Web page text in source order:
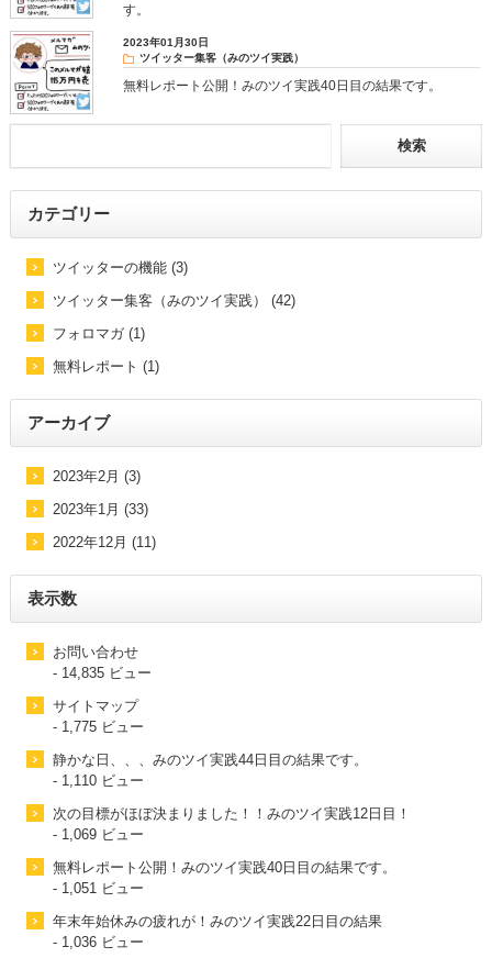
す。
2023年01月30日
ツイッター集客（みのツイ実践）
無料レポート公開！みのツイ実践40日目の結果です。
カテゴリー
ツイッターの機能 (3)
ツイッター集客（みのツイ実践） (42)
フォロマガ (1)
無料レポート (1)
アーカイブ
2023年2月 (3)
2023年1月 (33)
2022年12月 (11)
表示数
お問い合わせ
- 14,835 ビュー
サイトマップ
- 1,775 ビュー
静かな日、、、みのツイ実践44日目の結果です。
- 1,110 ビュー
次の目標がほぼ決まりました！！みのツイ実践12日目！
- 1,069 ビュー
無料レポート公開！みのツイ実践40日目の結果です。
- 1,051 ビュー
年末年始休みの疲れが！みのツイ実践22日目の結果
- 1,036 ビュー